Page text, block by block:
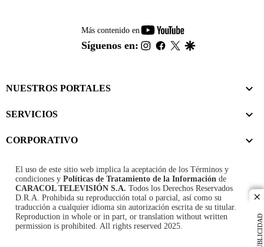
PUBLICIDAD
Más contenido en
youtube-
footer
Síguenos en: instagram
facebook
twitter
NUESTROS PORTALES
SERVICIOS
CORPORATIVO
El uso de este sitio web implica la aceptación de los Términos y
condiciones y Políticas de Tratamiento de la Información de
CARACOL TELEVISIÓN S.A. Todos los Derechos Reservados
D.R.A. Prohibida su reproducción total o parcial, así como su
traducción a cualquier idioma sin autorización escrita de su titular.
Reproduction in whole or in part, or translation without written
permission is prohibited. All rights reserved 2025.